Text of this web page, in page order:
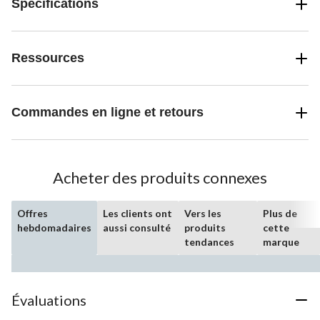
Spécifications
Ressources
Commandes en ligne et retours
Acheter des produits connexes
Offres
hebdomadaires
Les clients ont
aussi consulté
Vers les
produits
tendances
Plus de
cette
marque
Évaluations